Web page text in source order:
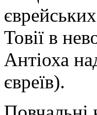
Товії в
Антіоха
євреїв).